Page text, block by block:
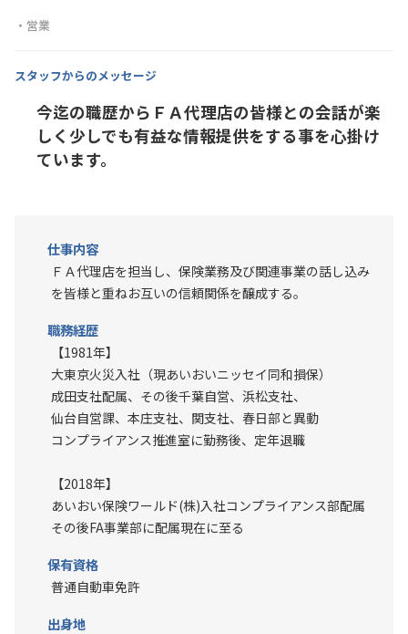
営業
スタッフからのメッセージ
今迄の職歴からＦＡ代理店の皆様との会話が楽
しく少しでも有益な情報提供をする事を心掛け
ています。
仕事内容
ＦＡ代理店を担当し、保険業務及び関連事業の話し込み
を皆様と重ねお互いの信頼関係を醸成する。
職務経歴
【1981年】
大東京火災入社（現あいおいニッセイ同和損保）
成田支社配属、その後千葉自営、浜松支社、
仙台自営課、本庄支社、関支社、春日部と異動
コンプライアンス推進室に勤務後、定年退職
【2018年】
あいおい保険ワールド(株)入社コンプライアンス部配属
その後FA事業部に配属現在に至る
保有資格
普通自動車免許
出身地